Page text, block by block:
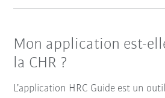
Mon application est-
la CHR ?
L’application HRC Guide est un